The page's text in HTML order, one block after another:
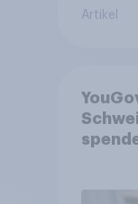
Artikel